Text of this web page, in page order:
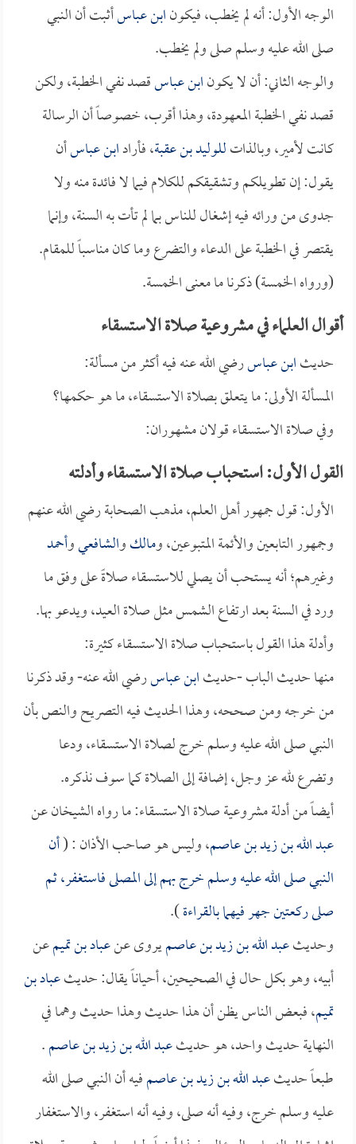
الوجه الأول: أنه لم يخطب، فيكونابن عباسأثبت أن النبي
صلى الله عليه وسلم صلى ولم يخطب.
والوجه الثاني: أن لا يكونابن عباسقصد نفي الخطبة، ولكن
قصد نفي الخطبة المعهودة، وهذا أقرب، خصوصاً أن الرسالة
كانت لأمير، وبالذاتللوليد بن عقبة، فأرادابن عباسأن
يقول: إن تطويلكم وتشقيقكم للكلام فيما لا فائدة منه ولا
جدوى من ورائه فيه إشغال للناس بما لم تأت به السنة، وإنما
يقتصر في الخطبة على الدعاء والتضرع وما كان مناسباً للمقام.
(ورواه الخمسة) ذكرنا ما معنى الخمسة.
أقوال العلماء في مشروعية صلاة الاستسقاء
حديثابن عباسرضي الله عنه فيه أكثر من مسألة:
المسألة الأولى: ما يتعلق بصلاة الاستسقاء، ما هو حكمها؟
وفي صلاة الاستسقاء قولان مشهوران:
القول الأول: استحباب صلاة الاستسقاء وأدلته
الأول: قول جمهور أهل العلم، مذهب الصحابة رضي الله عنهم
وجمهور التابعين والأئمة المتبوعين، ومالكوالشافعيوأحمد
وغيرهم؛ أنه يستحب أن يصلي للاستسقاء صلاةً على وفق ما
ورد في السنة بعد ارتفاع الشمس مثل صلاة العيد، ويدعو بها.
وأدلة هذا القول باستحباب صلاة الاستسقاء كثيرة:
منها حديث الباب -حديثابن عباسرضي الله عنه- وقد ذكرنا
من خرجه ومن صححه، وهذا الحديث فيه التصريح والنص بأن
النبي صلى الله عليه وسلم خرج لصلاة الاستسقاء، ودعا
وتضرع لله عز وجل، إضافة إلى الصلاة كما سوف نذكره.
أيضاً من أدلة مشروعية صلاة الاستسقاء: ما رواه الشيخان عن
عبد الله بن زيد بن عاصم، وليس هو صاحب الأذان : (أن
النبي صلى الله عليه وسلم خرج بهم إلى المصلى فاستغفر، ثم
صلى ركعتين جهر فيهما بالقراءة).
وحديثعبد الله بن زيد بن عاصميروى عنعباد بن تميمعن
أبيه، وهو بكل حال في الصحيحين، أحياناً يقال: حديثعباد بن
تميم، فبعض الناس يظن أن هذا حديث وهذا حديث وهما في
النهاية حديث واحد، هو حديثعبد الله بن زيد بن عاصم.
طبعاً حديثعبد الله بن زيد بن عاصمفيه أن النبي صلى الله
عليه وسلم خرج، وفيه أنه صلى، وفيه أنه استغفر، والاستغفار